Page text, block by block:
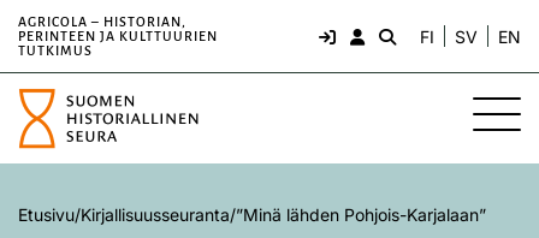
AGRICOLA – HISTORIAN,
PERINTEEN JA KULTTUURIEN
TUTKIMUS
FI SV EN
Etusivu/Kirjallisuusseuranta/”Minä lähden Pohjois-Karjalaan”